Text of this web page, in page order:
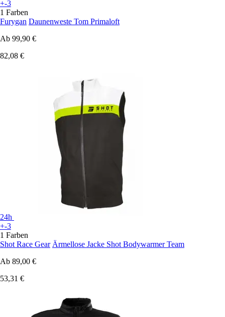
+-3
1 Farben
Furygan Daunenweste Tom Primaloft
Ab 99,90 €
82,08 €
24h
+-3
1 Farben
Shot Race Gear Ärmellose Jacke Shot Bodywarmer Team
Ab 89,00 €
53,31 €